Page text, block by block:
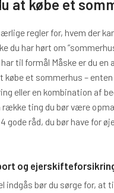
at købe et
regler for, hvem der
du har hørt om
til formål Måske er du en
købe et sommerhus –
eller en kombination af
række ting du bør være
gode råd, du bør have for
og
indgås bør du sørge for, at